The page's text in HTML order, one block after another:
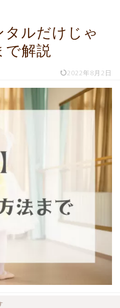
タルだけじゃ
で解説
2022年8月2日